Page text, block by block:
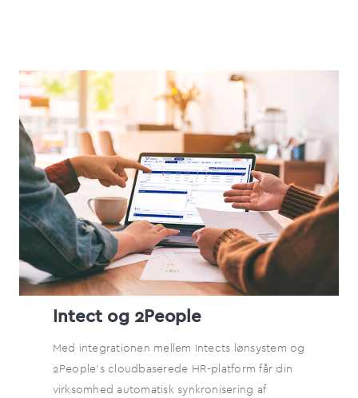
Intect og 2People
Med integrationen mellem Intects lønsystem og
2People's cloudbaserede HR-platform får din
virksomhed automatisk synkronisering af